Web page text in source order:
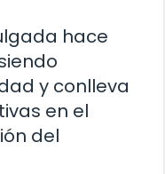
hace
y conlleva
en el
del